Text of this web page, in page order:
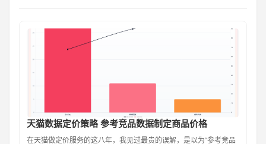
天猫数据定价策略 参考竞品数据制定商品价格
在天猫做定价服务的这八年，我见过最贵的误解，是以为“参考竞品